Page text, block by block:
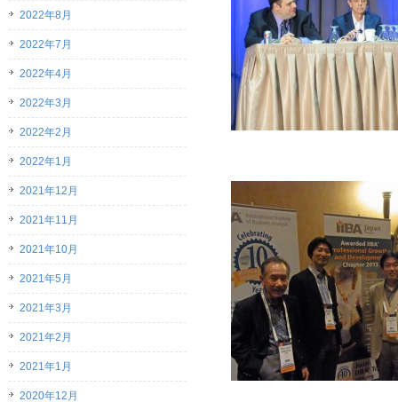
2022年8月
2022年7月
2022年4月
2022年3月
2022年2月
2022年1月
2021年12月
2021年11月
2021年10月
2021年5月
2021年3月
2021年2月
2021年1月
2020年12月